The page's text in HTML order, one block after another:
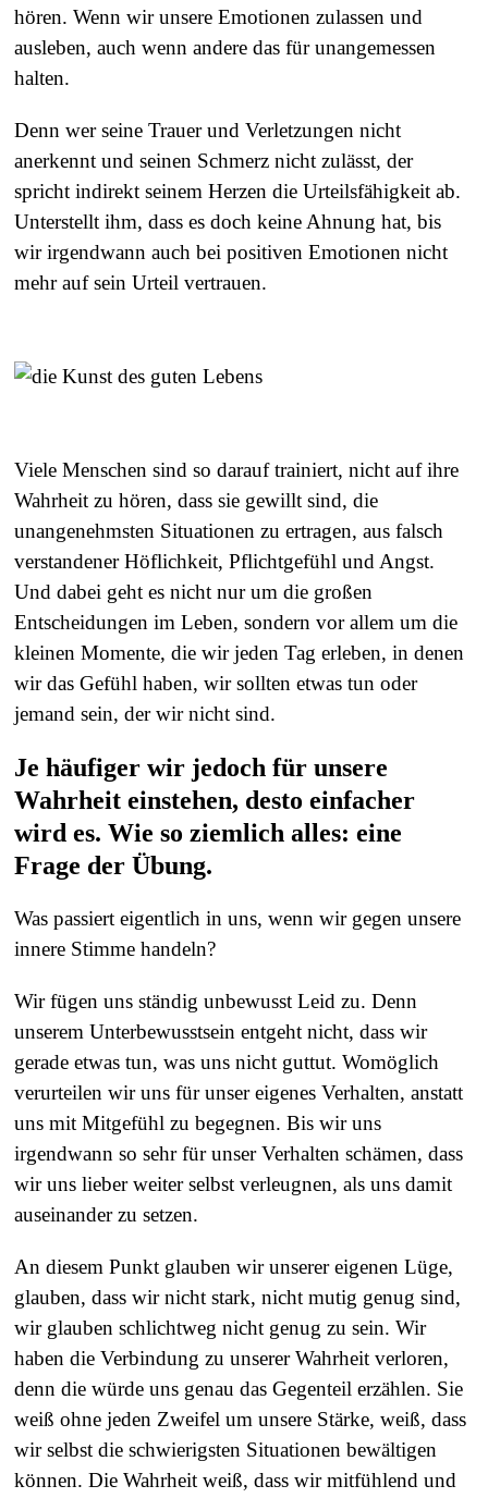
hören. Wenn wir unsere Emotionen zulassen und
ausleben, auch wenn andere das für unangemessen
halten.
Denn wer seine Trauer und Verletzungen nicht
anerkennt und seinen Schmerz nicht zulässt, der
spricht indirekt seinem Herzen die Urteilsfähigkeit ab.
Unterstellt ihm, dass es doch keine Ahnung hat, bis
wir irgendwann auch bei positiven Emotionen nicht
mehr auf sein Urteil vertrauen.
Viele Menschen sind so darauf trainiert, nicht auf ihre
Wahrheit zu hören, dass sie gewillt sind, die
unangenehmsten Situationen zu ertragen, aus falsch
verstandener Höflichkeit, Pflichtgefühl und Angst.
Und dabei geht es nicht nur um die großen
Entscheidungen im Leben, sondern vor allem um die
kleinen Momente, die wir jeden Tag erleben, in denen
wir das Gefühl haben, wir sollten etwas tun oder
jemand sein, der wir nicht sind.
Je häufiger wir jedoch für unsere
Wahrheit einstehen, desto einfacher
wird es. Wie so ziemlich alles: eine
Frage der Übung.
Was passiert eigentlich in uns, wenn wir gegen unsere
innere Stimme handeln?
Wir fügen uns ständig unbewusst Leid zu. Denn
unserem Unterbewusstsein entgeht nicht, dass wir
gerade etwas tun, was uns nicht guttut. Womöglich
verurteilen wir uns für unser eigenes Verhalten, anstatt
uns mit Mitgefühl zu begegnen. Bis wir uns
irgendwann so sehr für unser Verhalten schämen, dass
wir uns lieber weiter selbst verleugnen, als uns damit
auseinander zu setzen.
An diesem Punkt glauben wir unserer eigenen Lüge,
glauben, dass wir nicht stark, nicht mutig genug sind,
wir glauben schlichtweg nicht genug zu sein. Wir
haben die Verbindung zu unserer Wahrheit verloren,
denn die würde uns genau das Gegenteil erzählen. Sie
weiß ohne jeden Zweifel um unsere Stärke, weiß, dass
wir selbst die schwierigsten Situationen bewältigen
können. Die Wahrheit weiß, dass wir mitfühlend und